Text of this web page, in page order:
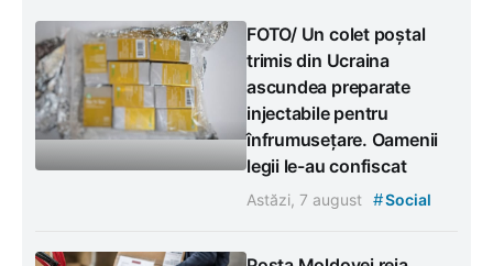
FOTO/ Un colet poștal
trimis din Ucraina
ascundea preparate
injectabile pentru
înfrumusețare. Oamenii
legii le-au confiscat
Astăzi, 7 august #Social